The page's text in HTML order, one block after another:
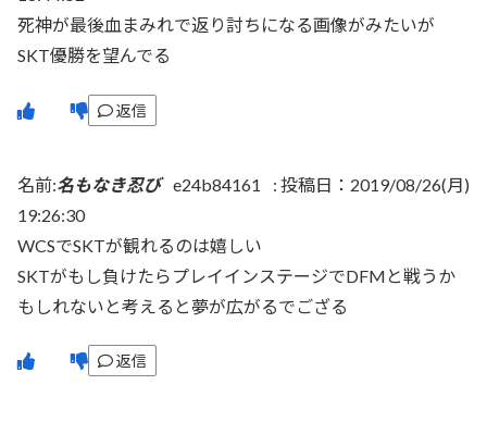
死神が最後血まみれで返り討ちになる画像がみたいが
SKT優勝を望んでる
返信
名前:名もなき忍び e24b84161 : 投稿日：2019/08/26(月)
19:26:30
WCSでSKTが観れるのは嬉しい
SKTがもし負けたらプレイインステージでDFMと戦うか
もしれないと考えると夢が広がるでござる
返信